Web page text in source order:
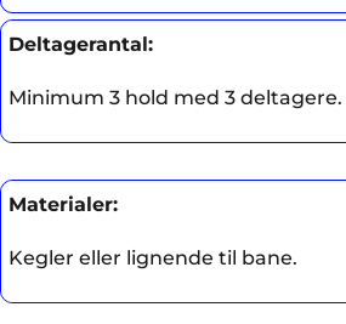
Deltagerantal:
Minimum 3 hold med 3 deltagere.
Materialer:
Kegler eller lignende til bane.